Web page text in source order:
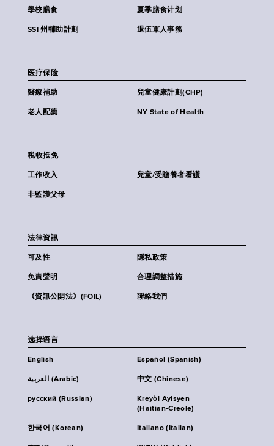
學校膳食 夏季膳食计划
SSI 州輔助計劃 退伍軍人事務
医疗保险
醫療補助 兒童健康計劃(CHP)
老人配藥 NY State of Health
税收抵免
工作收入 兒童/受贍養者看護
非監護父母
法律資訊
可及性 隱私政策
免責聲明 合理調整措施
《資訊公開法》(FOIL) 聯絡我們
选择语言
English Español (Spanish)
العربية (Arabic) 中文 (Chinese)
русский (Russian)
Kreyòl Ayisyen
(Haitian-Creole)
한국어 (Korean) Italiano (Italian)